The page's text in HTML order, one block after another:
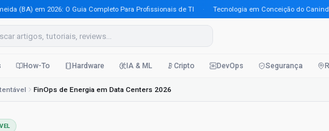
(BA) em 2026: O Guia Completo Para Profissionais de TI · Tecnologia em Conceição do Canindé
How-To Hardware IA & ML Cripto DevOps Segurança
FinOps de Energia em Data Centers 2026